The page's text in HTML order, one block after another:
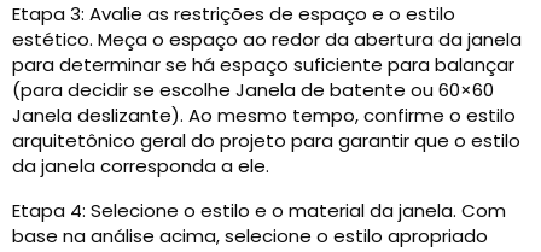
Etapa 3: Avalie as restrições de espaço e o estilo
estético. Meça o espaço ao redor da abertura da janela
para determinar se há espaço suficiente para balançar
(para decidir se escolhe Janela de batente ou 60×60
Janela deslizante). Ao mesmo tempo, confirme o estilo
arquitetônico geral do projeto para garantir que o estilo
da janela corresponda a ele.
Etapa 4: Selecione o estilo e o material da janela. Com
base na análise acima, selecione o estilo apropriado